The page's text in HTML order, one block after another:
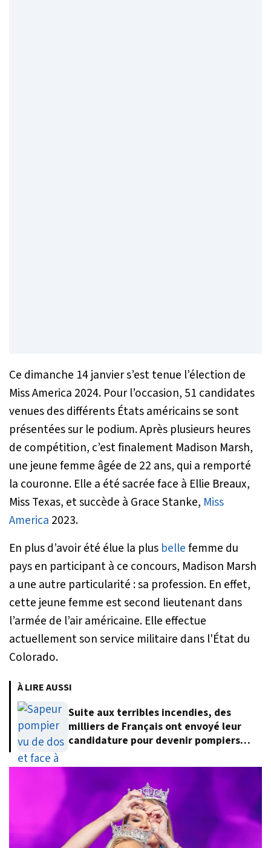
Ce dimanche 14 janvier s’est tenue l’élection de
Miss America 2024. Pour l’occasion, 51 candidates
venues des différents États américains se sont
présentées sur le podium. Après plusieurs heures
de compétition, c’est finalement Madison Marsh,
une jeune femme âgée de 22 ans, qui a remporté
la couronne. Elle a été sacrée face à Ellie Breaux,
Miss Texas, et succède à Grace Stanke, Miss
America 2023.
En plus d’avoir été élue la plus bellefemme du
pays en participant à ce concours, Madison Marsh
a une autre particularité : sa profession. En effet,
cette jeune femme est second lieutenant dans
l’armée de l’air américaine. Elle effectue
actuellement son service militaire dans l'État du
Colorado.
À LIRE AUSSI
Suite aux terribles incendies, des
milliers de Français ont envoyé leur
candidature pour devenir pompiers